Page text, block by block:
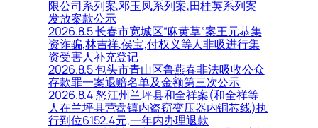
限公司系列案,邓玉凤系列案,田桂英系列案
发放案款公示
2026.8.5 长春市宽城区“麻黄草”案王元恭集
资诈骗,林吉祥,侯宝,付权义等人非吸进行集
资受害人补充登记
2026.8.5 包头市青山区鲁燕春非法吸收公众
存款罪一案退赔名单及金额第三次公示
2026.8.4 怒江州兰坪县和全祥案(和全祥等
人在兰坪县营盘镇内盗窃变压器内铜芯线)执
行到位6152.4元,一年内办理退款